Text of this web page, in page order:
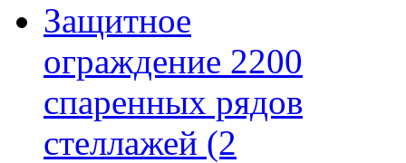
Защитное
ограждение 2200
спаренных рядов
стеллажей (2